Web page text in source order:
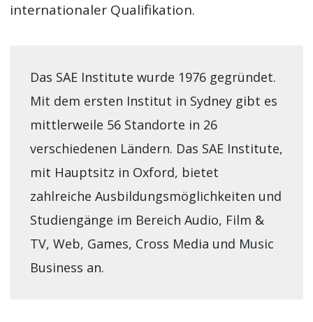
internationaler Qualifikation.
Das SAE Institute wurde 1976 gegründet.
Mit dem ersten Institut in Sydney gibt es
mittlerweile 56 Standorte in 26
verschiedenen Ländern. Das SAE Institute,
mit Hauptsitz in Oxford, bietet
zahlreiche Ausbildungsmöglichkeiten und
Studiengänge im Bereich Audio, Film &
TV, Web, Games, Cross Media und Music
Business an.